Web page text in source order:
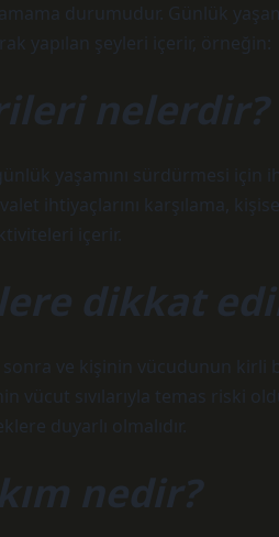
durumudur. Günlük
yapılan şeyleri içerir, örneğin:
nelerdir?
yaşamını sürdürmesi için
ihtiyaçlarını karşılama,
içerir.
dikkat
ve kişinin vücudunun
vücut sıvılarıyla temas riski
duyarlı olmalıdır.
nedir?